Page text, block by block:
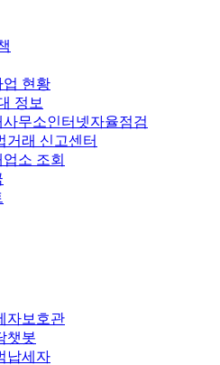
업 현황
정보
무소인터넷자율점검
거래 신고센터
소 조회
자보호관
챗봇
납세자